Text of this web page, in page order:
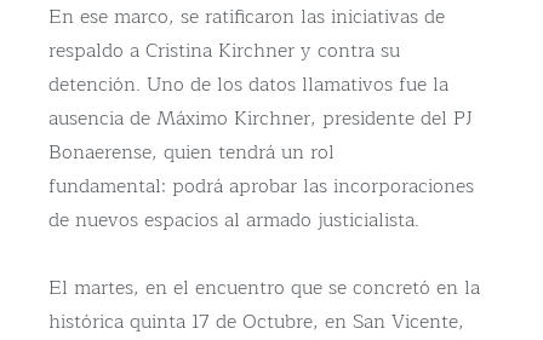
En ese marco, se ratificaron las iniciativas de
respaldo a Cristina Kirchner y contra su
detención. Uno de los datos llamativos fue la
ausencia de Máximo Kirchner, presidente del PJ
Bonaerense, quien tendrá un rol
fundamental: podrá aprobar las incorporaciones
de nuevos espacios al armado justicialista.
El martes, en el encuentro que se concretó en la
histórica quinta 17 de Octubre, en San Vicente,